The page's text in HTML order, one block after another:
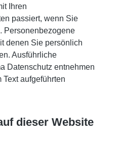
Ihren
passiert, wenn Sie
Personenbezogene
denen Sie persönlich
Ausführliche
Datenschutz entnehmen
aufgeführten
dieser Website